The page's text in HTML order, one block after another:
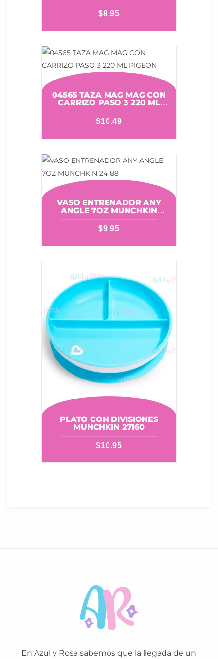
Y TETINAS – 4 PIEZAS
$8.95
04565 TAZA MAG MAG CON
CARRIZO PASO 3 220 ML
PIGEON
$10.49
VASO ENTRENADOR ANY
ANGLE 7OZ MUNCHKIN
24188
$9.95
PLATO CON DIVISIONES
MUNCHKIN 27160
$10.95
En Azul y Rosa sabemos que la llegada de un